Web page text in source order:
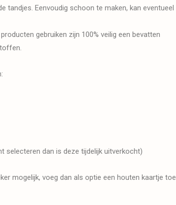
tandjes. Eenvoudig schoon te maken, kan eventueel
gebruiken zijn 100% veilig een bevatten
selecteren dan is deze tijdelijk uitverkocht)
mogelijk, voeg dan als optie een houten kaartje toe